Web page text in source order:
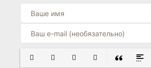
ПОЛУЖИРНЫЙ
КУРСИВПОДЧЕРКНУТЫЙ
ЗАЧЕРКНУТЫЙ
ВСТАВКА